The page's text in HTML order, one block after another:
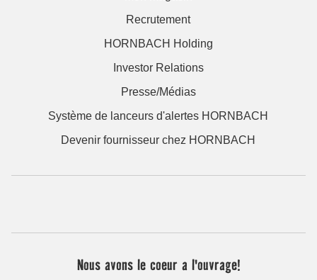
Recrutement
HORNBACH Holding
Investor Relations
Presse/Médias
Système de lanceurs d'alertes HORNBACH
Devenir fournisseur chez HORNBACH
Nous avons le coeur a l'ouvrage!